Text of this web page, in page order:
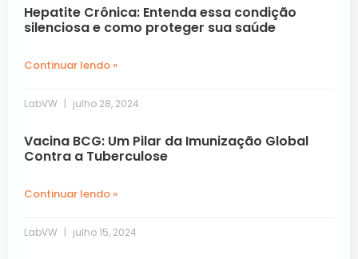
Hepatite Crônica: Entenda essa condição
silenciosa e como proteger sua saúde
Continuar lendo »
LabVW julho 28, 2024
Vacina BCG: Um Pilar da Imunização Global
Contra a Tuberculose
Continuar lendo »
LabVW julho 15, 2024